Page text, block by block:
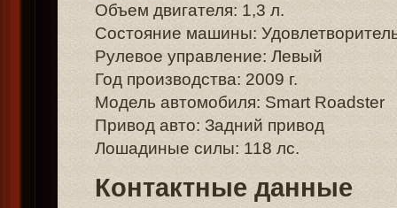
Объем двигателя: 1,3 л.
Состояние машины:
Рулевое управление: Левый
Год производства: 2009 г.
Модель автомобиля: Smart Roadster
Привод авто: Задний привод
Лошадиные силы: 118 лс.
Контактные данные